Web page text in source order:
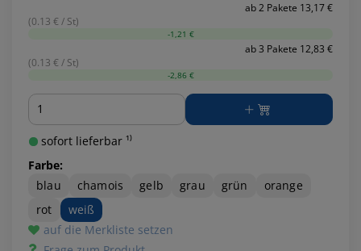
ab 2 Pakete 13,17 €
(0.13 € / St)
-1,21 €
ab 3 Pakete 12,83 €
(0.13 € / St)
-2,86 €
Menge
sofort lieferbar ¹⁾
Farbe:
blau
chamois gelb grau grün
orange
rot
weiß
auf die Merkliste setzen